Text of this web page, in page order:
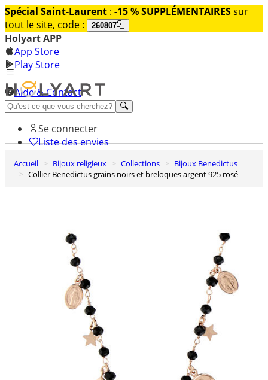
Spécial Saint-Laurent : -15 % SUPPLÉMENTAIRESsur
tout le site, code :
260807
Holyart APP
App Store
Play Store
Aide & Contact
Découvrez Premium
Se connecter
Liste des envies
0
Panier
Accueil Bijoux religieux Collections
Bijoux Benedictus
Collier Benedictus grains noirs et breloques argent 925 rosé